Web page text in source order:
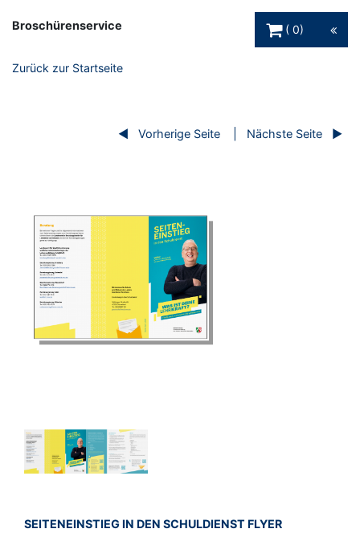
Broschürenservice
0
Zurück zur Startseite
Vorherige Seite Nächste Seite
BROSCHÜRE:
SEITENEINSTIEG IN DEN SCHULDIENST FLYER